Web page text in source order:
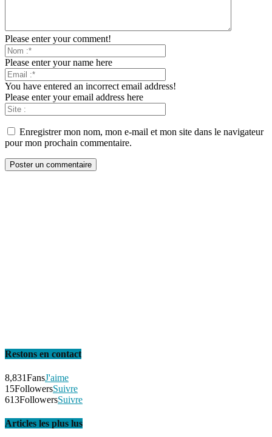
Please enter your comment!
Please enter your name here
You have entered an incorrect email address!
Please enter your email address here
Enregistrer mon nom, mon e-mail et mon site dans le navigateur
pour mon prochain commentaire.
Restons en contact
8,831FansJ'aime
15FollowersSuivre
613FollowersSuivre
Articles les plus lus